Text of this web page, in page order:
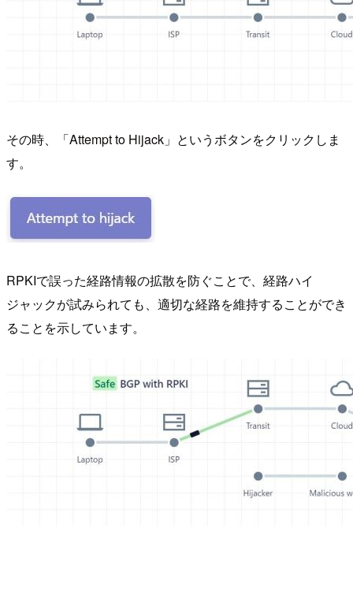
その時、「Attempt to Hijack」というボタンをクリックしま
す。
RPKIで誤った経路情報の拡散を防ぐことで、経路ハイ
ジャックが試みられても、適切な経路を維持することができ
ることを示しています。